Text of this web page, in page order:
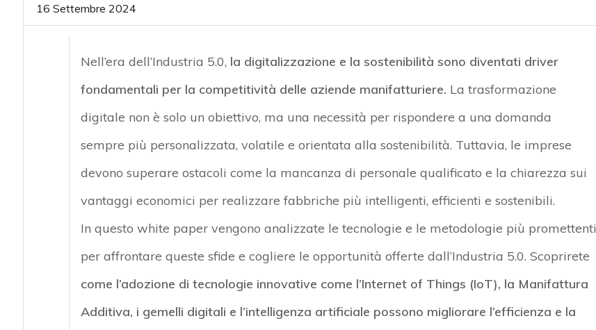
16 Settembre 2024
Nell’era dell’Industria 5.0, la digitalizzazione e la sostenibilità sono diventati driver
fondamentali per la competitività delle aziende manifatturiere. La trasformazione
digitale non è solo un obiettivo, ma una necessità per rispondere a una domanda
sempre più personalizzata, volatile e orientata alla sostenibilità. Tuttavia, le imprese
devono superare ostacoli come la mancanza di personale qualificato e la chiarezza sui
vantaggi economici per realizzare fabbriche più intelligenti, efficienti e sostenibili.
In questo white paper vengono analizzate le tecnologie e le metodologie più promettenti
per affrontare queste sfide e cogliere le opportunità offerte dall’Industria 5.0. Scoprirete
come l’adozione di tecnologie innovative come l’Internet of Things (IoT), la Manifattura
Additiva, i gemelli digitali e l’intelligenza artificiale possono migliorare l’efficienza e la